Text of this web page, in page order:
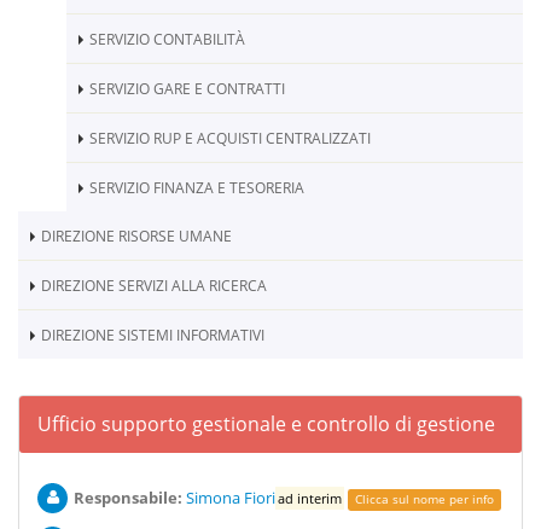
SERVIZIO CONTABILITÀ
SERVIZIO GARE E CONTRATTI
SERVIZIO RUP E ACQUISTI CENTRALIZZATI
SERVIZIO FINANZA E TESORERIA
DIREZIONE RISORSE UMANE
DIREZIONE SERVIZI ALLA RICERCA
DIREZIONE SISTEMI INFORMATIVI
Ufficio supporto gestionale e controllo di gestione
Responsabile: Simona Fioriad interim Clicca sul nome per info